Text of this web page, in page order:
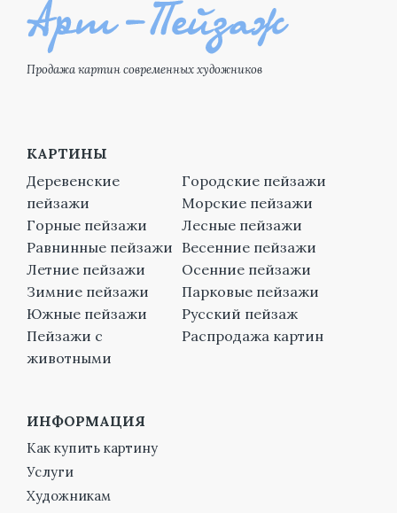
Продажа картин современных художников
КАРТИНЫ
Деревенские
пейзажи
Городские пейзажи
Морские пейзажи
Горные пейзажи
Лесные пейзажи
Равнинные пейзажи Весенние пейзажи
Летние пейзажи
Осенние пейзажи
Зимние пейзажи
Парковые пейзажи
Южные пейзажи
Русский пейзаж
Пейзажи с
животными
Распродажа картин
ИНФОРМАЦИЯ
Как купить картину
Услуги
Художникам